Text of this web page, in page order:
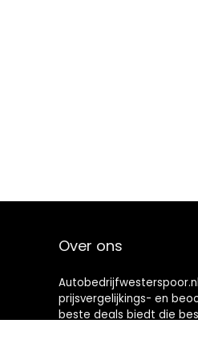
Over ons
prijsvergelijkings- en
beste deals biedt die